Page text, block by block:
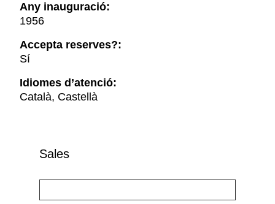
Any inauguració:
1956
Accepta reserves?:
Sí
Idiomes d’atenció:
Català, Castellà
Sales